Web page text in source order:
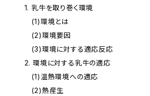
1. 乳牛を取り巻く環境
(1)環境とは
(2)環境要因
(3)環境に対する適応反応
2. 環境に対する乳牛の適応
(1)温熱環境への適応
(2)熱産生